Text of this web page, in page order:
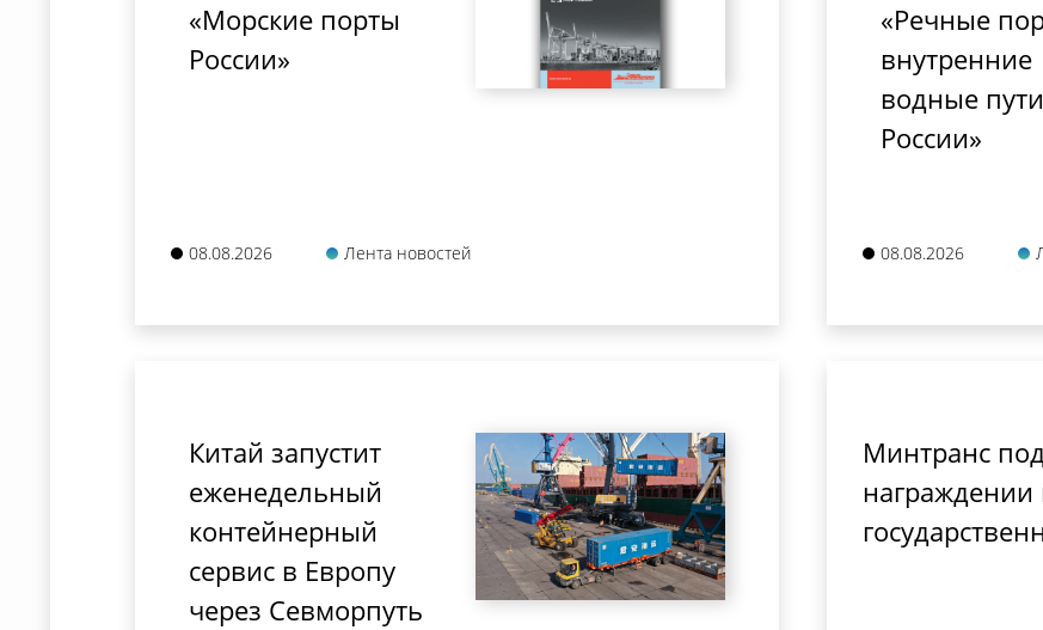
«Морские порты
России»
08.08.2026 Лента новостей
«Речные
внутренние
водные пути
России»
08.08.2026
Китай запустит
еженедельный
контейнерный
сервис в Европу
через Севморпуть
Минтранс
награждении